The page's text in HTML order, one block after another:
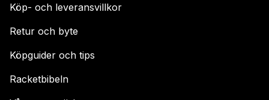
Köp- och leveransvillkor
Retur och byte
Köpguider och tips
Racketbibeln